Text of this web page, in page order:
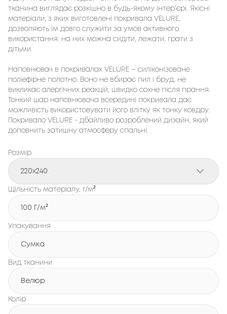
тканина виглядає розкішно в будь-якому інтер’єрі. Якісні
матеріали, з яких виготовлені покривала VELURE,
дозволяють їм довго служити за умов активного
використання: на них можна сидіти, лежати, грати з
дітьми.
Наповнювач в покривалах VELURE – силіконізоване
поліефірне полотно. Воно не вбирає пил і бруд, не
викликає алергічних реакцій, швидко сохне після прання.
Тонкий шар наповнювача всередині покривала дає
можливість використовувати його влітку як тонку ковдру.
Покривало VELURE - дбайливо розроблений дизайн, який
доповнить затишну атмосферу спальні.
Розмір
220x240
Щільність матеріалу, г/м²
100 Г/м²
Упакування
Сумка
Вид тканини
Велюр
Колір